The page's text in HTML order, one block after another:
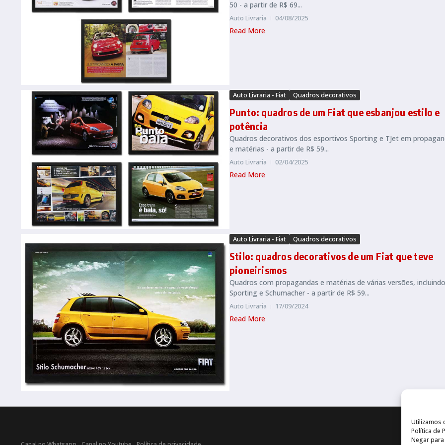
Utilizamos
Política de
Negar
50 - a partir de R$ 69...
Auto Livraria 04/08/2025
Read More
Auto Livraria - Fiat Quadros decorativos
Punto: quadros de um Fiat que esbanjou estilo e
potência
Quadros decorativos dos esportivos Sporting e TJet em
e matérias - a partir de R$ 59...
Auto Livraria 02/04/2025
Read More
Auto Livraria - Fiat Quadros decorativos
Stilo: quadros decorativos de um Fiat que teve
pioneirismos
Quadros com propagandas e matérias de várias versões, incluindo
Sporting e Schumacher - a partir de R$ 59...
Auto Livraria 17/09/2024
Read More